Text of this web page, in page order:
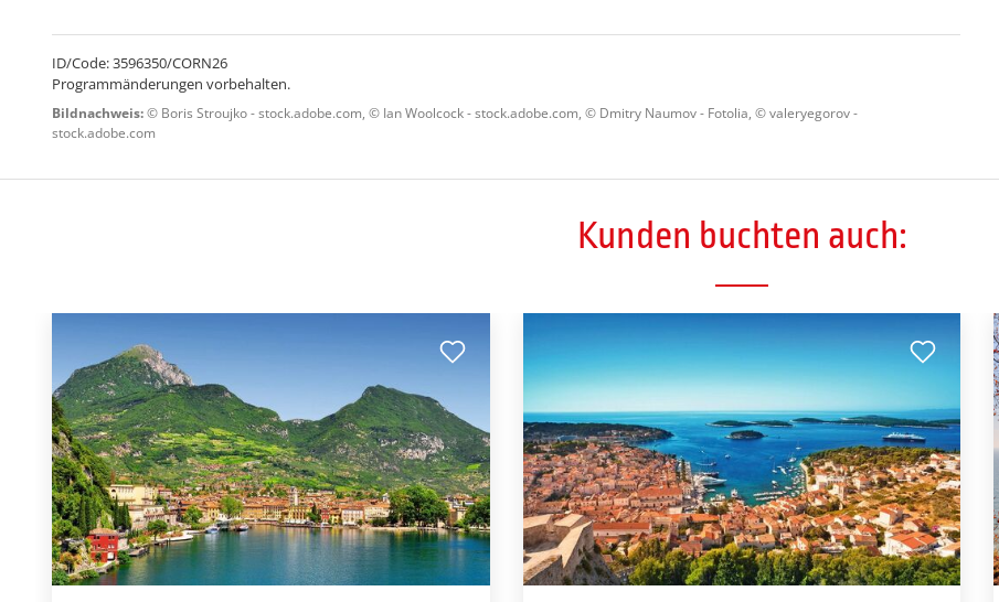
ID/Code: 3596350/CORN26
Programmänderungen vorbehalten.
Bildnachweis:© Boris Stroujko - stock.adobe.com, © Ian Woolcock - stock.adobe.com, © Dmitry Naumov - Fotolia, © valeryegorov -
stock.adobe.com
Kunden buchten auch: